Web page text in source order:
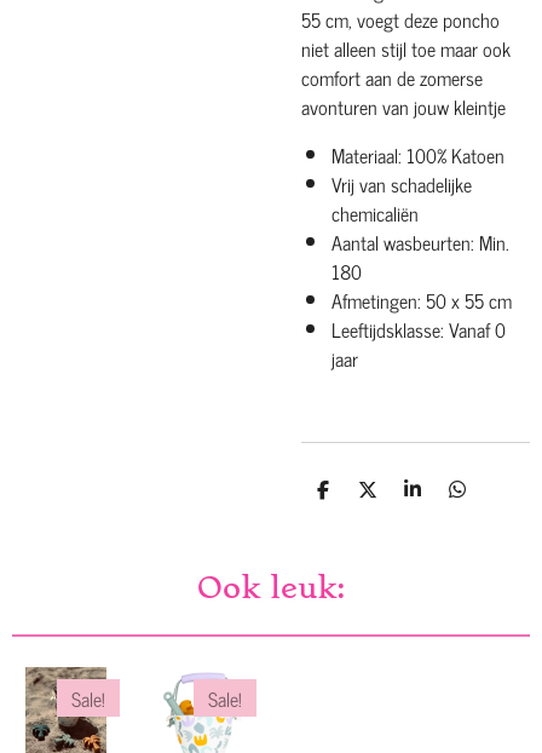
55 cm, voegt deze poncho
niet alleen stijl toe maar ook
comfort aan de zomerse
avonturen van jouw kleintje
Materiaal: 100% Katoen
Vrij van schadelijke
chemicaliën
Aantal wasbeurten: Min.
180
Afmetingen: 50 x 55 cm
Leeftijdsklasse: Vanaf 0
jaar
D
n
D S D
Ook leuk:
Sale! Sale!